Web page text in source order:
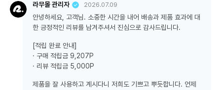
라무몰 관리자 2026.07.09
안녕하세요, 고객님. 소중한 시간을 내어 배송과 제품 효과에 대
한 긍정적인 리뷰를 남겨주셔서 진심으로 감사드립니다.
[적립 완료 안내]
· 구매 적립금 9,207P
· 리뷰 적립금 5,000P
제품을 잘 사용하고 계시다니 저희도 기쁘고 뿌듯합니다. 언제